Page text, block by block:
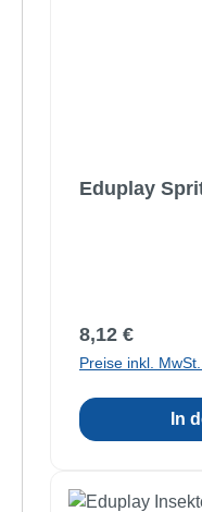
Eduplay
Regulärer
8,12 €
Preise inkl.
In